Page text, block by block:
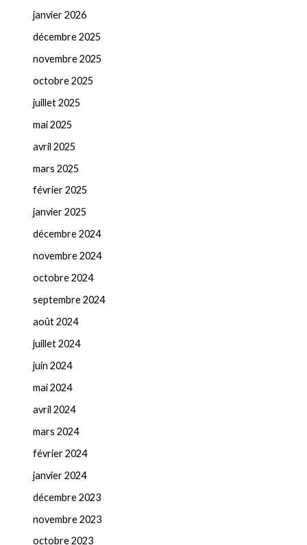
janvier 2026
décembre 2025
novembre 2025
octobre 2025
juillet 2025
mai 2025
avril 2025
mars 2025
février 2025
janvier 2025
décembre 2024
novembre 2024
octobre 2024
septembre 2024
août 2024
juillet 2024
juin 2024
mai 2024
avril 2024
mars 2024
février 2024
janvier 2024
décembre 2023
novembre 2023
octobre 2023